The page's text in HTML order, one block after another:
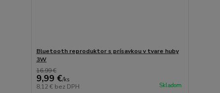
Bluetooth reproduktor s prísavkou v tvare huby
3W
16,99 €
9,99 €/ks
8,12 € bez DPH Skladom